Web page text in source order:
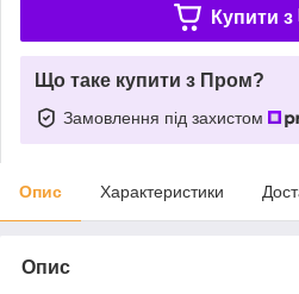
Купити з
Що таке купити з Пром?
Замовлення під захистом
Опис Характеристики
Опис